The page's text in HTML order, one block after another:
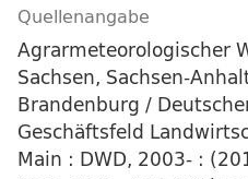
Quellenangabe
Agrarmeteorologischer
Sachsen, Sachsen-
Brandenburg /
Geschäftsfeld
Main : DWD, 2003- :